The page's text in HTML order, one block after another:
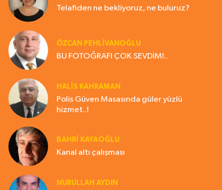
Telafiden ne bekliyoruz, ne buluruz?
ÖZCAN PEHLİVANOĞLU
BU FOTOĞRAFI ÇOK SEVDİM!..
HALIS KAHRAMAN
Polis Güven Masasında güler yüzlü
hizmet..!
BAHRI KAYAOĞLU
Kanal altı çalışması
NURULLAH AYDIN